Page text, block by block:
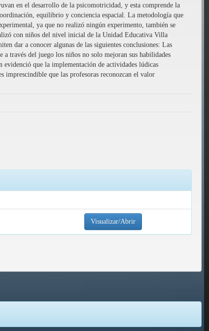
en el desarrollo de la psicomotricidad, y esta comprende la
equilibrio y conciencia espacial. La metodología que
ya que no realizó ningún experimento, también se
con niños del nivel inicial de la Unidad Educativa Villa
dar a conocer algunas de las siguientes conclusiones: Las
través del juego los niños no solo mejoran sus habilidades
que la implementación de actividades lúdicas
imprescindible que las profesoras reconozcan el valor
Visualizar/Abrir